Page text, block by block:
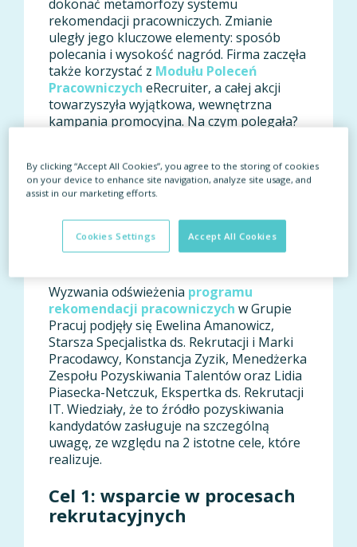
dokonać metamorfozy systemu
rekomendacji pracowniczych. Zmianie
uległy jego kluczowe elementy: sposób
polecania i wysokość nagród. Firma zaczęła
także korzystać z Modułu Poleceń
Pracowniczych eRecruiter, a całej akcji
towarzyszyła wyjątkowa, wewnętrzna
kampania promocyjna. Na czym polegała?
perspektywy czasu – oceniają podjęte
decyzje? Zapraszamy do lektury!
Trudności w rekrutacji?
Polecamy polecenia!
Wyzwania odświeżenia programu
rekomendacji pracowniczych w Grupie
Pracuj podjęły się Ewelina Amanowicz,
Starsza Specjalistka ds. Rekrutacji i Marki
Pracodawcy, Konstancja Zyzik, Menedżerka
Zespołu Pozyskiwania Talentów oraz Lidia
Piasecka-Netczuk, Ekspertka ds. Rekrutacji
IT. Wiedziały, że to źródło pozyskiwania
kandydatów zasługuje na szczególną
uwagę, ze względu na 2 istotne cele, które
realizuje.
Cel 1: wsparcie w procesach
rekrutacyjnych
By clicking “Accept All Cookies”, you agree to the storing of cookies
on your device to enhance site navigation, analyze site usage, and
assist in our marketing efforts.
Accept All Cookies
Cookies Settings